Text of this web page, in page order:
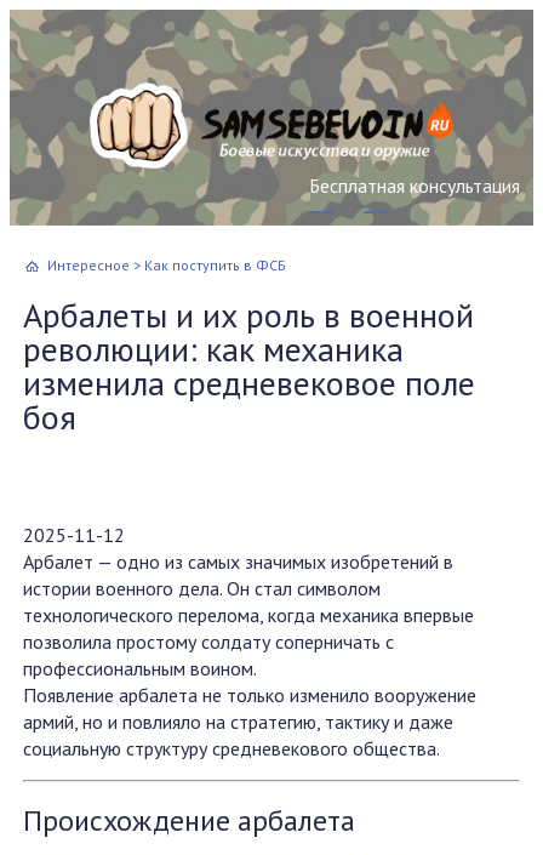
Бесплатная консультация
Интересное > Как поступить в ФСБ
Арбалеты и их роль в военной
революции: как механика
изменила средневековое поле
боя
2025-11-12
Арбалет — одно из самых значимых изобретений в
истории военного дела. Он стал символом
технологического перелома, когда механика впервые
позволила простому солдату соперничать с
профессиональным воином.
Появление арбалета не только изменило вооружение
армий, но и повлияло на стратегию, тактику и даже
социальную структуру средневекового общества.
Происхождение арбалета